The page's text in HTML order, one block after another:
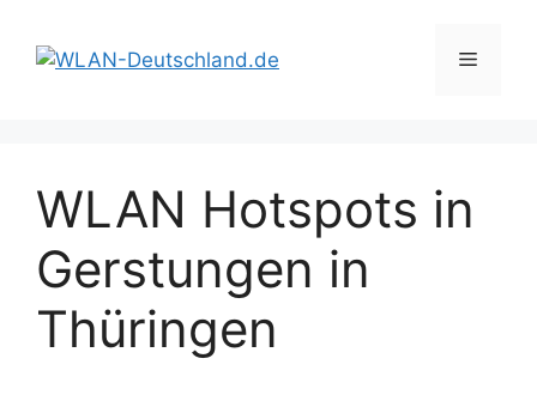
Inhalt
springen
Menü
WLAN Hotspots in
Gerstungen in
Thüringen